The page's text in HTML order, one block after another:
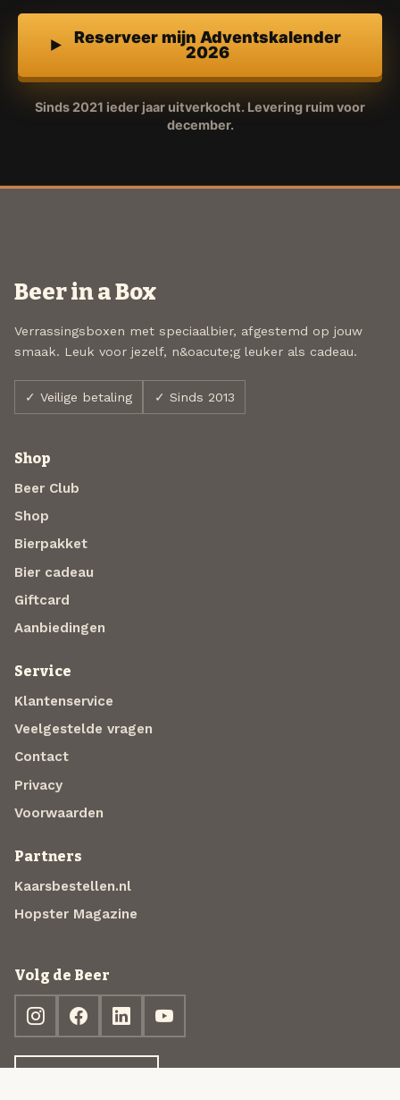
Reserveer mijn Adventskalender
2026
Sinds 2021 ieder jaar uitverkocht. Levering ruim voor
december.
Beer in a Box
Verrassingsboxen met speciaalbier, afgestemd op jouw
smaak. Leuk voor jezelf, n&oacute;g leuker als cadeau.
✓ Veilige betaling ✓ Sinds 2013
Shop
Beer Club
Shop
Bierpakket
Bier cadeau
Giftcard
Aanbiedingen
Service
Klantenservice
Veelgestelde vragen
Contact
Privacy
Voorwaarden
Partners
Kaarsbestellen.nl
Hopster Magazine
Volg de Beer